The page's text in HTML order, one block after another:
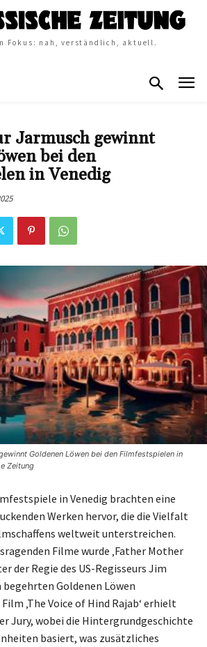
Fokus: nah, verständlich, aktuell.
Jarmusch gewinnt
bei den
in Venedig
Goldenen Löwen bei den Filmfestspielen in
Zeitung
in Venedig brachten eine
Werken hervor, die die Vielfalt
weltweit unterstreichen.
Filme wurde ‚Father Mother
der Regie des US-Regisseurs Jim
Goldenen Löwen
‚The Voice of Hind Rajab‘ erhielt
Jury, wobei die Hintergrundgeschichte
basiert, was zusätzliches